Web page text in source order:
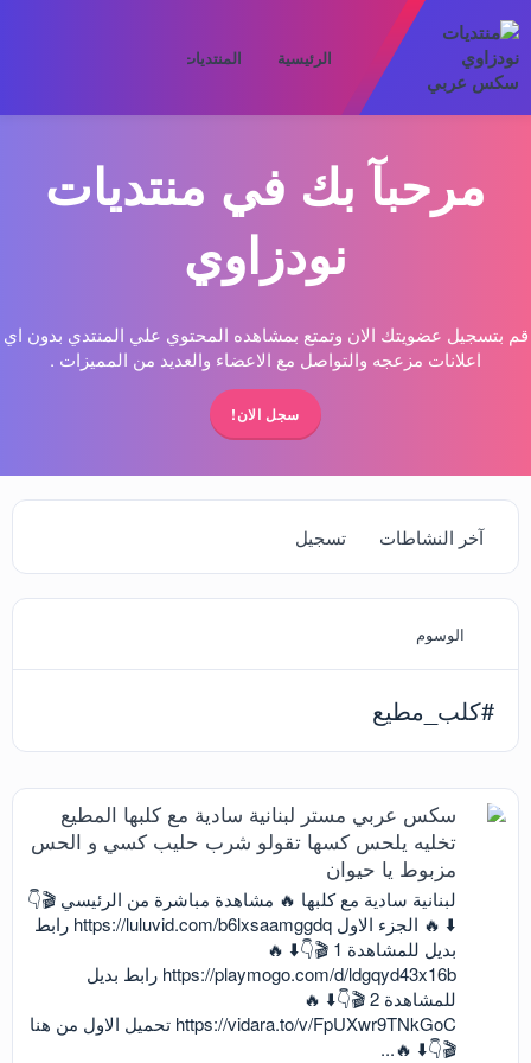
الرئيسية المنتديات
مرحبآ بك في منتديات
نودزاوي
قم بتسجيل عضويتك الان وتمتع بمشاهده المحتوي علي المنتدي بدون اي
اعلانات مزعجه والتواصل مع الاعضاء والعديد من المميزات .
سجل الان!
آخر النشاطات تسجيل
الوسوم
#كلب_مطيع
سكس عربي مستر لبنانية سادية مع كلبها المطيع
تخليه يلحس كسها تقولو شرب حليب كسي و الحس
مزبوط يا حيوان
لبنانية سادية مع كلبها 🔥 مشاهدة مباشرة من الرئيسي 🎬👇
⬇️ 🔥 الجزء الاول https://luluvid.com/b6lxsaamggdq رابط
بديل للمشاهدة 1 🎬👇⬇️ 🔥
https://playmogo.com/d/ldgqyd43x16b رابط بديل
للمشاهدة 2 🎬👇⬇️ 🔥
https://vidara.to/v/FpUXwr9TNkGoC تحميل الاول من هنا
🎬👇⬇️ 🔥...